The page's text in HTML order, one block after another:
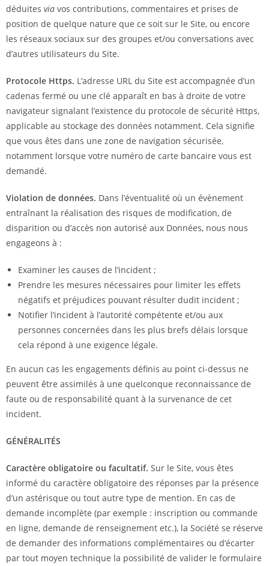
déduites via vos contributions, commentaires et prises de
position de quelque nature que ce soit sur le Site, ou encore
les réseaux sociaux sur des groupes et/ou conversations avec
d’autres utilisateurs du Site.
Protocole Https. L’adresse URL du Site est accompagnée d’un
cadenas fermé ou une clé apparaît en bas à droite de votre
navigateur signalant l’existence du protocole de sécurité Https,
applicable au stockage des données notamment. Cela signifie
que vous êtes dans une zone de navigation sécurisée,
notamment lorsque votre numéro de carte bancaire vous est
demandé.
Violation de données. Dans l’éventualité où un évènement
entraînant la réalisation des risques de modification, de
disparition ou d’accès non autorisé aux Données, nous nous
engageons à :
Examiner les causes de l’incident ;
Prendre les mesures nécessaires pour limiter les effets
négatifs et préjudices pouvant résulter dudit incident ;
Notifier l’incident à l’autorité compétente et/ou aux
personnes concernées dans les plus brefs délais lorsque
cela répond à une exigence légale.
En aucun cas les engagements définis au point ci-dessus ne
peuvent être assimilés à une quelconque reconnaissance de
faute ou de responsabilité quant à la survenance de cet
incident.
GÉNÉRALITÉS
Caractère obligatoire ou facultatif. Sur le Site, vous êtes
informé du caractère obligatoire des réponses par la présence
d’un astérisque ou tout autre type de mention. En cas de
demande incomplète (par exemple : inscription ou commande
en ligne, demande de renseignement etc.), la Société se réserve
de demander des informations complémentaires ou d’écarter
par tout moyen technique la possibilité de valider le formulaire